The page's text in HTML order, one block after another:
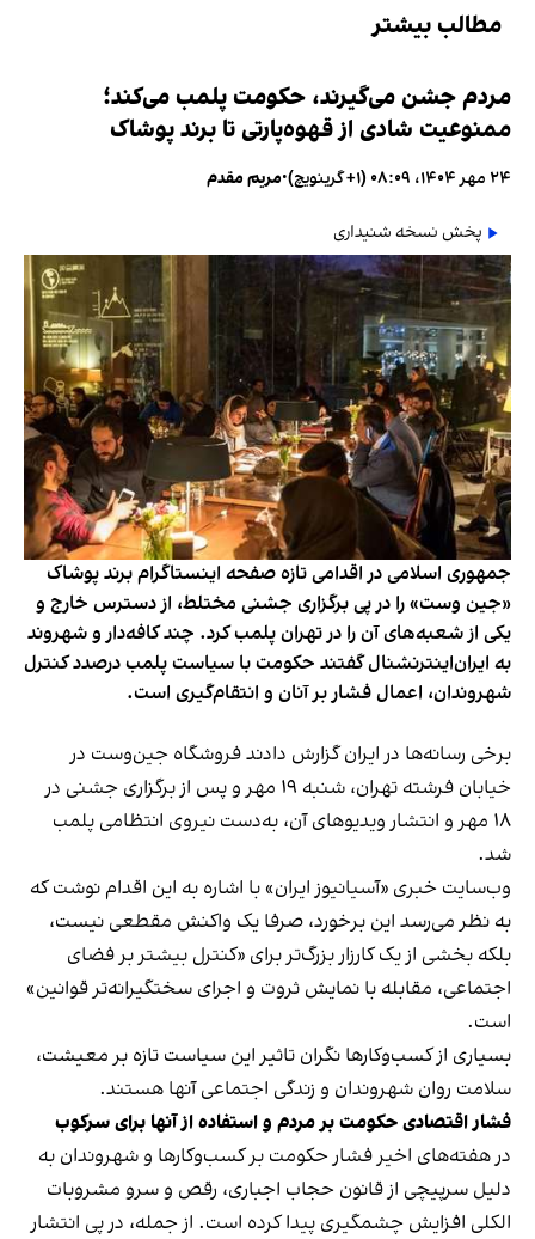
مطالب بیشتر
مردم جشن می‌گیرند، حکومت پلمب می‌کند؛
ممنوعیت شادی از قهوه‌پارتی تا برند پوشاک
۲۴ مهر ۱۴۰۴، ۰۸:۰۹ (‎+۱ گرینویچ) •مریم مقدم
پخش نسخه شنیداری
جمهوری اسلامی در اقدامی تازه صفحه اینستاگرام برند پوشاک
«جین وست» را در پی برگزاری جشنی مختلط، از دسترس خارج و
یکی از شعبه‌های آن را در تهران پلمب کرد. چند کافه‌‌دار و شهروند
به ایران‌اینترنشنال گفتند حکومت با سیاست پلمب درصدد کنترل
شهروندان، اعمال فشار بر آنان و انتقام‌گیری است.
برخی رسانه‌ها در ایران گزارش دادند فروشگاه جین‌وست در
خیابان فرشته تهران، شنبه ۱۹ مهر و پس از برگزاری جشنی در
۱۸ مهر و انتشار ویدیوهای آن، به‌دست نیروی انتظامی پلمب
شد.
وب‌سایت خبری «آسیانیوز ایران» با اشاره به این اقدام نوشت که
به نظر می‌رسد این برخورد، صرفا یک واکنش مقطعی نیست،
بلکه بخشی از یک کارزار بزرگ‌تر برای «کنترل بیشتر بر فضای
اجتماعی، مقابله با نمایش ثروت و اجرای سختگیرانه‌تر قوانین»
است.
بسیاری از کسب‌وکارها نگران تاثیر این سیاست‌ تازه بر معیشت،
سلامت روان شهروندان و زندگی اجتماعی آنها هستند.
فشار اقتصادی حکومت بر مردم و استفاده از آنها برای سرکوب
در هفته‌های اخیر فشار حکومت بر کسب‌وکارها و شهروندان به
دلیل سرپیچی از قانون حجاب اجباری، رقص و سرو مشروبات
الکلی افزایش چشمگیری پیدا کرده است. از جمله، در پی انتشار